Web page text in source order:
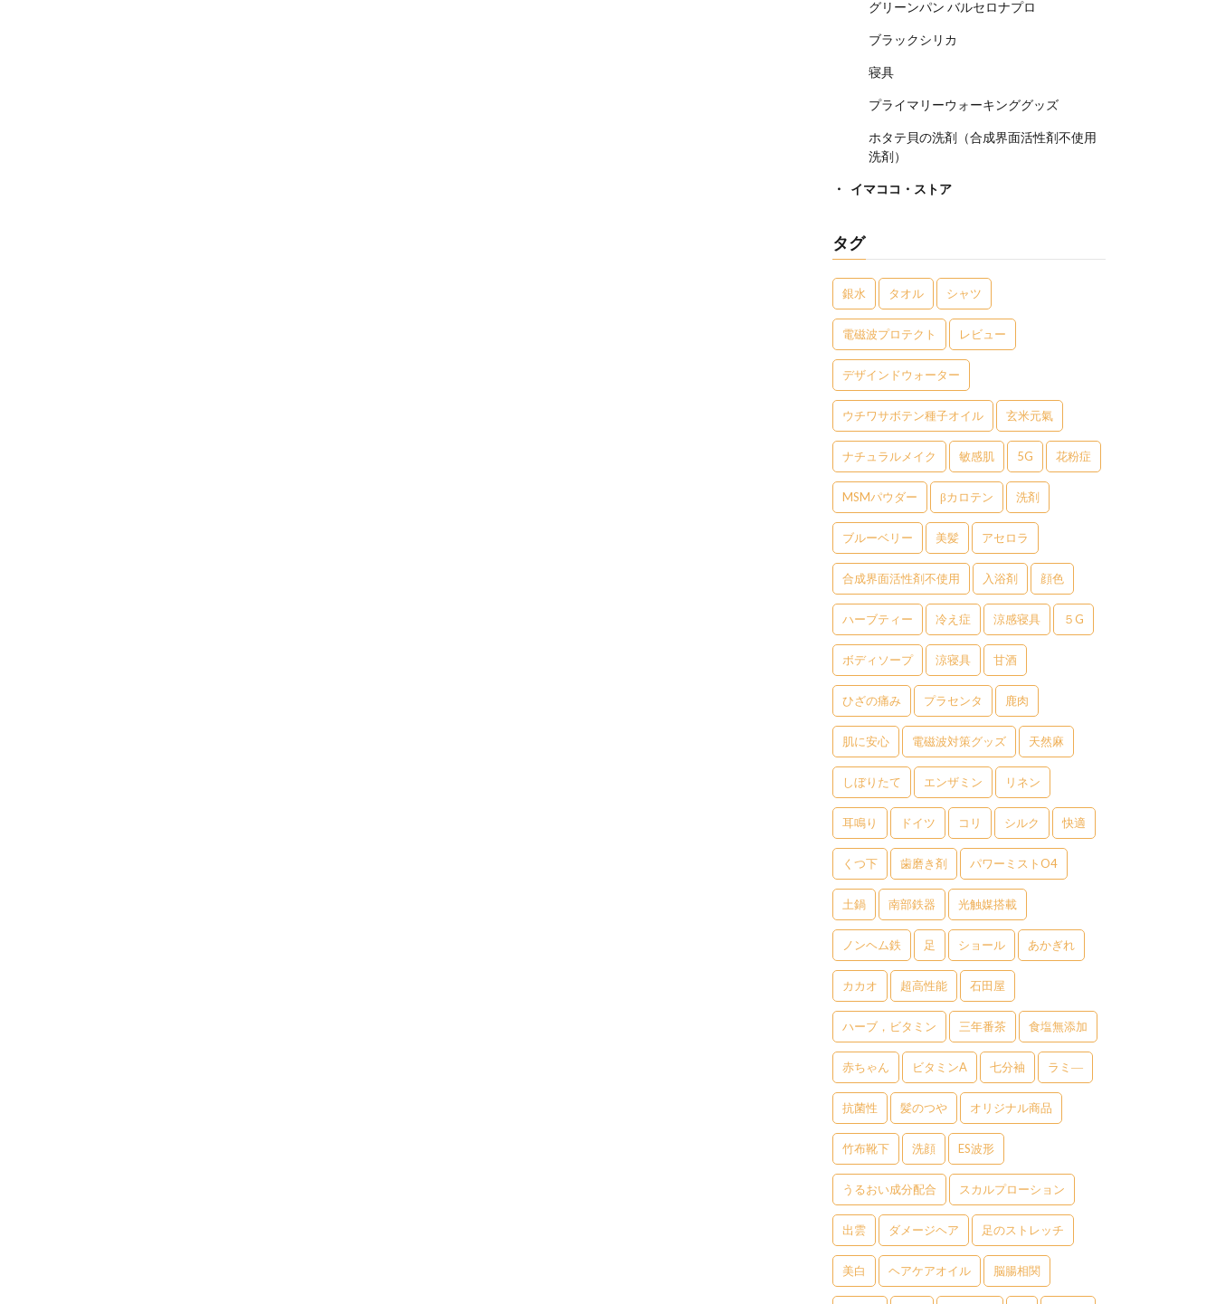
グリーンパン バルセロナプロ
ブラックシリカ
寝具
プライマリーウォーキンググッズ
ホタテ貝の洗剤（合成界面活性剤不使用
洗剤）
イマココ・ストア
タグ
銀水 タオル シャツ
電磁波プロテクト レビュー
デザインドウォーター
ウチワサボテン種子オイル 玄米元氣
ナチュラルメイク 敏感肌 5G 花粉症
MSMパウダー βカロテン 洗剤
ブルーベリー 美髪 アセロラ
合成界面活性剤不使用 入浴剤 顔色
ハーブティー 冷え症 涼感寝具 ５G
ボディソープ 涼寝具 甘酒
ひざの痛み プラセンタ 鹿肉
肌に安心 電磁波対策グッズ 天然麻
しぼりたて エンザミン リネン
耳鳴り ドイツ コリ シルク 快適
くつ下 歯磨き剤 パワーミストO4
土鍋 南部鉄器 光触媒搭載
ノンヘム鉄 足 ショール あかぎれ
カカオ 超高性能 石田屋
ハーブ，ビタミン 三年番茶 食塩無添加
赤ちゃん ビタミンA 七分袖 ラミ―
抗菌性 髪のつや オリジナル商品
竹布靴下 洗顔 ES波形
うるおい成分配合 スカルプローション
出雲 ダメージヘア 足のストレッチ
美白 ヘアケアオイル 脳腸相関